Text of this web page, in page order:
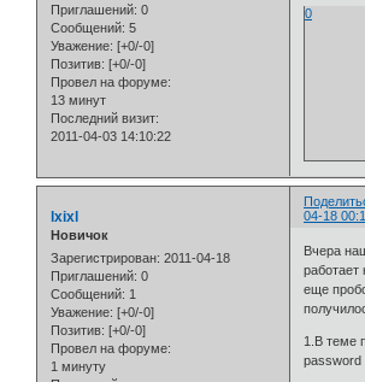
Приглашений: 0
Сообщений: 5
Уважение: [+0/-0]
Позитив: [+0/-0]
Провел на форуме:
13 минут
Последний визит:
2011-04-03 14:10:22
0
04-18
lxixl
Новичок
Зарегистрирован: 2011-04-18
Приглашений: 0
Сообщений: 1
Уважение: [+0/-0]
Позитив: [+0/-0]
Провел на форуме:
1 минуту
Вчера
работает
еще
1.В теме
password